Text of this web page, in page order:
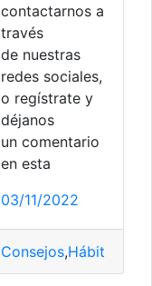
contactarnos a
través
de nuestras
redes sociales,
o regístrate y
déjanos
un comentario
en esta
03/11/2022
Consejos,Hábitos